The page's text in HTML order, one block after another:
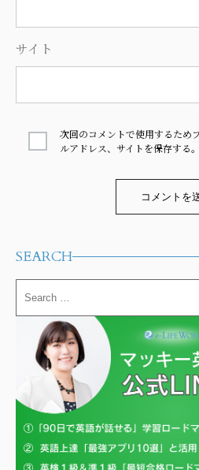
サイト
次回のコメントで使用するため
ルアドレス、サイトを保存する。
SEARCH